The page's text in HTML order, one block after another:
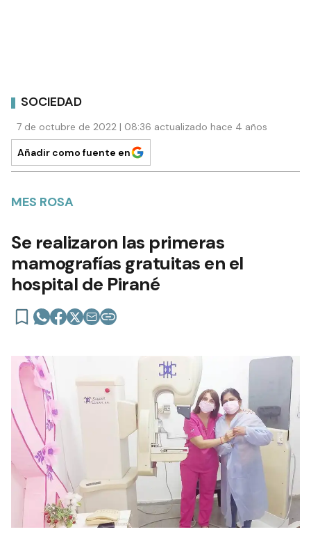
SOCIEDAD
7 de octubre de 2022 | 08:36 actualizado hace 4 años
Añadir como fuente en
MES ROSA
Se realizaron las primeras
mamografías gratuitas en el
hospital de Pirané